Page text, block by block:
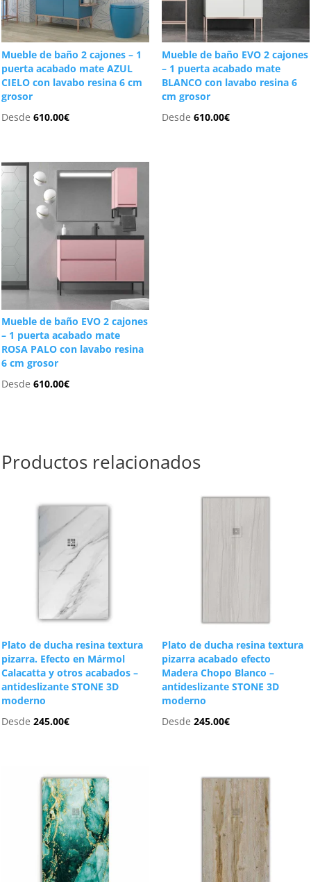
Mueble de baño 2 cajones – 1
puerta acabado mate AZUL
CIELO con lavabo resina 6 cm
grosor
Desde610.00€
Mueble de baño EVO 2 cajones
– 1 puerta acabado mate
BLANCO con lavabo resina 6
cm grosor
Desde 610.00€
Mueble de baño EVO 2 cajones
– 1 puerta acabado mate
ROSA PALO con lavabo resina
6 cm grosor
Desde610.00€
Productos relacionados
Plato de ducha resina textura
pizarra. Efecto en Mármol
Calacatta y otros acabados –
antideslizante STONE 3D
moderno
Desde245.00€
Plato de ducha resina textura
pizarra acabado efecto
Madera Chopo Blanco –
antideslizante STONE 3D
moderno
Desde 245.00€